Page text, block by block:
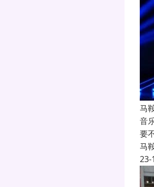
马
音
要
马
23-